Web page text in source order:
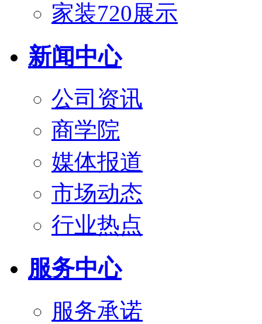
家装720展示
新闻中心
公司资讯
商学院
媒体报道
市场动态
行业热点
服务中心
服务承诺